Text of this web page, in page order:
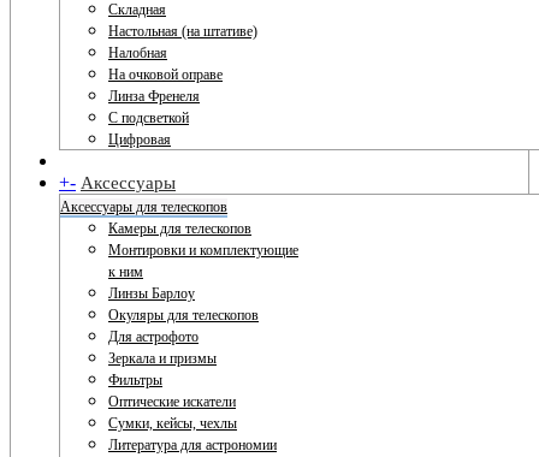
Складная
Настольная (на штативе)
Налобная
На очковой оправе
Линза Френеля
С подсветкой
Цифровая
+- Аксессуары
Аксессуары для телескопов
Камеры для телескопов
Монтировки и комплектующие
к ним
Линзы Барлоу
Окуляры для телескопов
Для астрофото
Зеркала и призмы
Фильтры
Оптические искатели
Сумки, кейсы, чехлы
Литература для астрономии